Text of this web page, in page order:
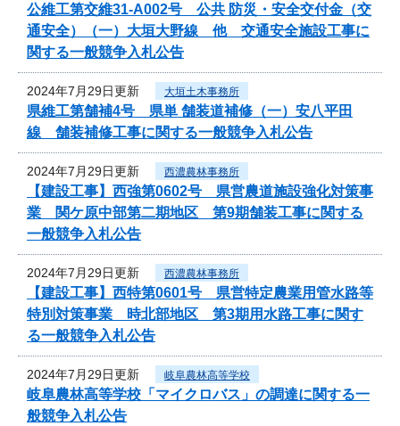
公維工第交維31-A002号 公共 防災・安全交付金（交
通安全）（一）大垣大野線 他 交通安全施設工事に
関する一般競争入札公告
2024年7月29日更新 大垣土木事務所
県維工第舗補4号 県単 舗装道補修（一）安八平田
線 舗装補修工事に関する一般競争入札公告
2024年7月29日更新 西濃農林事務所
【建設工事】西強第0602号 県営農道施設強化対策事
業 関ケ原中部第二期地区 第9期舗装工事に関する
一般競争入札公告
2024年7月29日更新 西濃農林事務所
【建設工事】西特第0601号 県営特定農業用管水路等
特別対策事業 時北部地区 第3期用水路工事に関す
る一般競争入札公告
2024年7月29日更新 岐阜農林高等学校
岐阜農林高等学校「マイクロバス」の調達に関する一
般競争入札公告